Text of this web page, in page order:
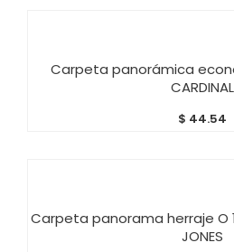
Carpeta panorámica
CARDINAL
$ 44.54
Carpeta panorama herraje O
JONES